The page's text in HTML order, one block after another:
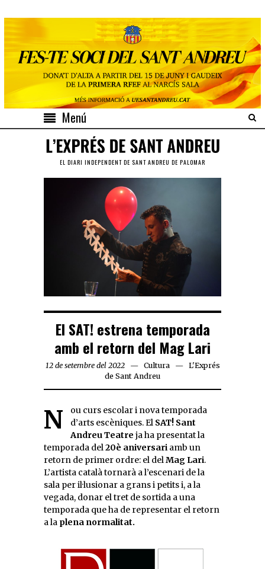
Menú
EL DIARI INDEPENDENT DE SANT ANDREU DE PALOMAR
El SAT! estrena temporada
amb el retorn del Mag Lari
12 de setembre del 2022 Cultura
L'Exprés
de Sant Andreu
Nou curs escolar i nova temporada d’arts escèniques. El SAT! Sant
Andreu Teatre ja ha presentat la
temporada del20è aniversari amb un
retorn de primer ordre: el delMag Lari.
L’artista català tornarà a l’escenari de la
sala per il·lusionar a grans i petits i, a la
vegada, donar el tret de sortida a una
temporada que ha de representar el retorn
a la plena normalitat.